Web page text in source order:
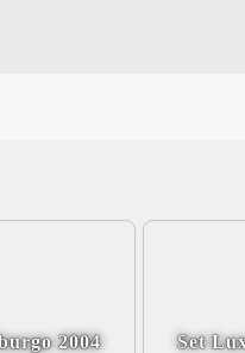
2004
Set